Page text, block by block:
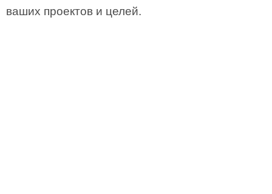
ваших проектов и целей.